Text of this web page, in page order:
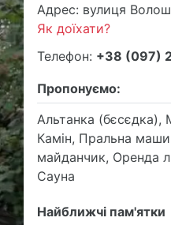
Адрес: вулиця
Як доїхати?
Телефон:
Пропонуємо:
Альтанка (бєсєдка),
Камін, Пральна
майданчик, Оренда
Сауна
Найближчі пам'ятки